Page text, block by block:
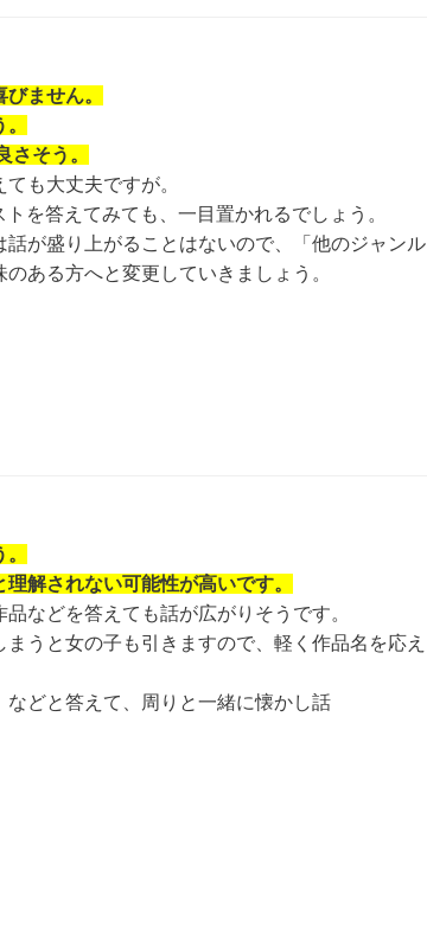
ません。
そう。
も大丈夫ですが。
を答えてみても、一目置かれるでしょう。
が盛り上がることはないので、「他のジャンル
ある方へと変更していきましょう。
解されない可能性が高いです。
などを答えても話が広がりそうです。
うと女の子も引きますので、軽く作品名を応え
どと答えて、周りと一緒に懐かし話